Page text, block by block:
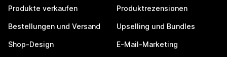
Produkte verkaufen
Bestellungen und Versand
Shop-Design
Produktrezensionen
Upselling und Bundles
E-Mail-Marketing